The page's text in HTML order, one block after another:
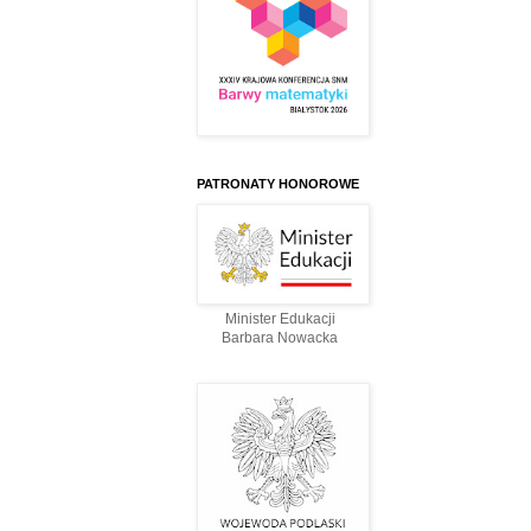
PATRONATY HONOROWE
Minister Edukacji
Barbara Nowacka